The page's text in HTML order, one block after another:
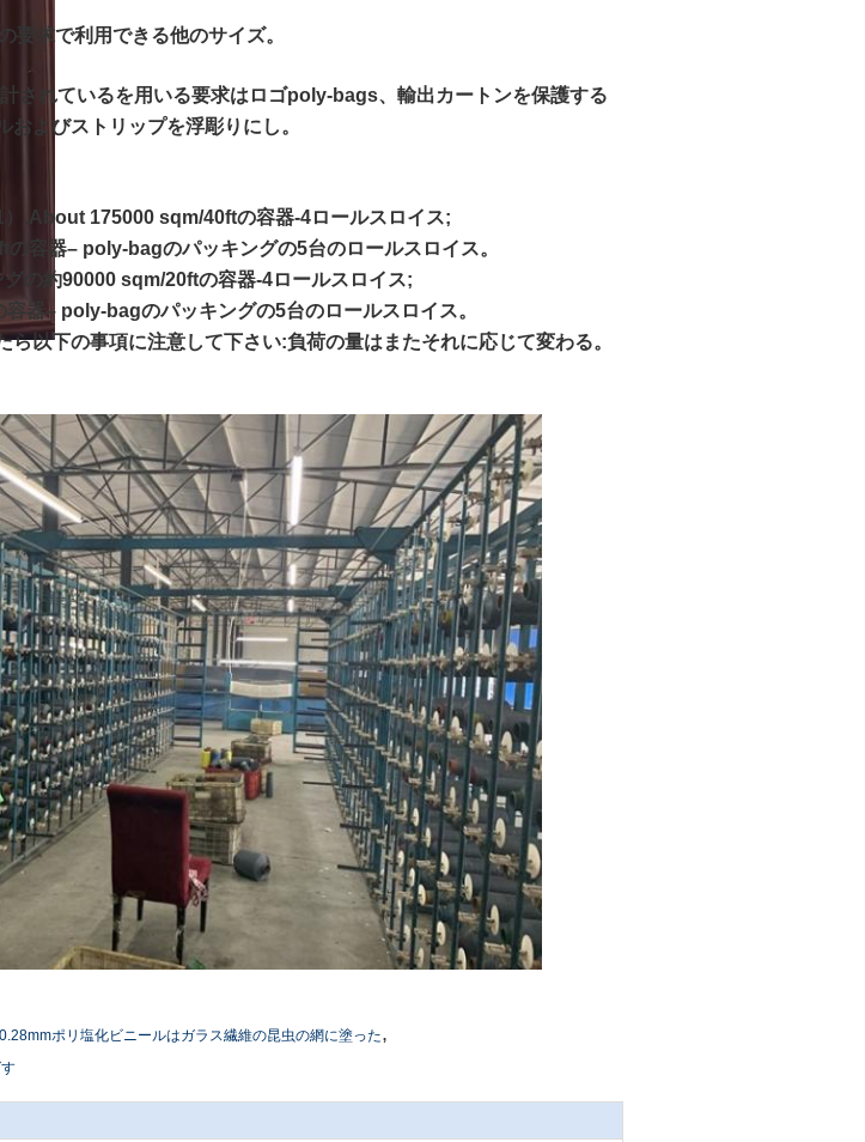
要求で利用できる他のサイズ。
されているを用いる要求はロゴpoly-bags、輸出カートンを保護する
よびストリップを浮彫りにし。
）.About 175000 sqm/40ftの容器-4ロールスロイス;
の容器– poly-bagのパッキングの5台のロールスロイス。
の約90000 sqm/20ftの容器-4ロールスロイス;
容器– poly-bagのパッキングの5台のロールスロイス。
ら以下の事項に注意して下さい:負荷の量はまたそれに応じて変わる。
0.28mmポリ塩化ビニールはガラス繊維の昆虫の網に塗った,